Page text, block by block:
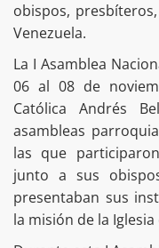
obispos,
Venezuela.
La I Asamblea
06 al 08 de
Católica Andrés
asambleas
las que
junto a sus
presentaban sus
la misión de la Iglesia